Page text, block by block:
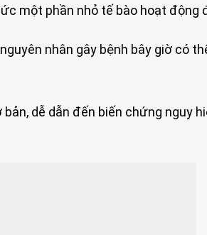
một phần nhỏ tế bào hoạt động
nhân gây bệnh bây giờ có
dễ dẫn đến biến chứng nguy